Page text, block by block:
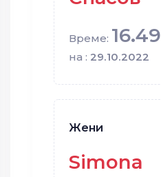
Време: 16.49
на : 29.10.2022
Жени
Simona